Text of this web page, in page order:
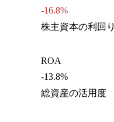
-16.8%
株主資本の利回り
ROA
-13.8%
総資産の活用度